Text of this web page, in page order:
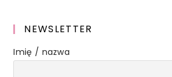
NEWSLETTER
Imię / nazwa